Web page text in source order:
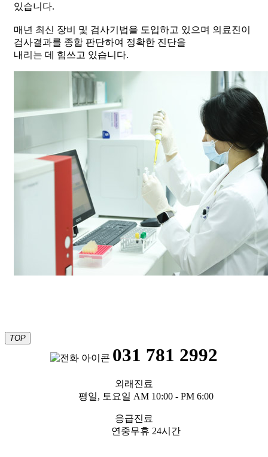
있습니다.
매년 최신 장비 및 검사기법을 도입하고 있으며 의료진이
검사결과를 종합 판단하여 정확한 진단을
내리는 데 힘쓰고 있습니다.
TOP
031 781 2992
외래진료
평일, 토요일 AM 10:00 - PM 6:00
응급진료
연중무휴 24시간